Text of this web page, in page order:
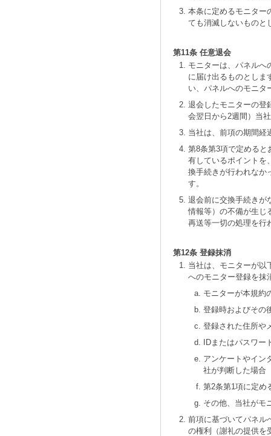
本条に定めるモニター
ても消滅しないものと
第11条 任意退会
モニターは、パネルへ
に届け出るものとしま
い、パネルへのモニタ
退会したモニターの登
会翌日から2週間）当
当社は、前項の期間経
第8条第3項で定めると
有しているポイントを
換手続きが行われなか
す。
退会前に交換手続きが
情報等）の不備が生じ
再送等一切の処理を行
第12条 登録抹消
当社は、モニターが以
へのモニター登録を抹
モニターが本規約
登録時およびその
登録された住所や
IDまたはパスワー
アンケートやイン
社が判断した場合
第2条第1項に定め
その他、当社がモ
前項に基づいてパネル
の権利（謝礼の提供を